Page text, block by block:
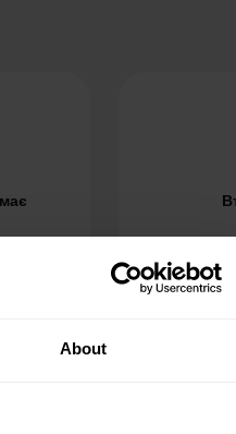
About
іде до